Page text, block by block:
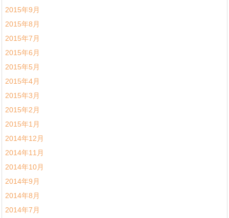
2015年9月
2015年8月
2015年7月
2015年6月
2015年5月
2015年4月
2015年3月
2015年2月
2015年1月
2014年12月
2014年11月
2014年10月
2014年9月
2014年8月
2014年7月